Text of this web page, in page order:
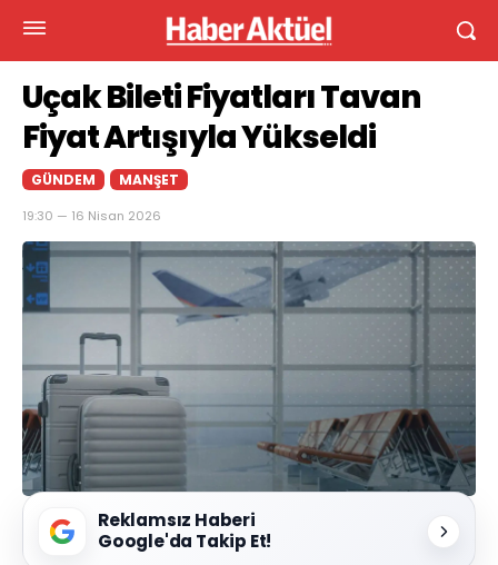
Uçak Bileti Fiyatları Tavan
Fiyat Artışıyla Yükseldi
GÜNDEM MANŞET
19:30 — 16 Nisan 2026
Reklamsız Haberi
Google'da Takip Et!